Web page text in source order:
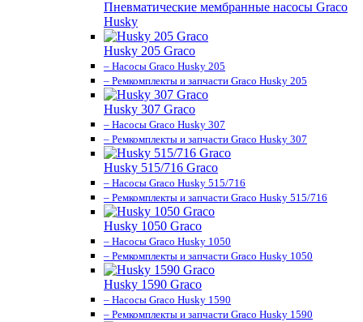
Пневматические мембранные насосы Graco
Husky
Husky 205 Graco
– Насосы Graco Husky 205
– Ремкомплекты и запчасти Graco Husky 205
Husky 307 Graco
– Насосы Graco Husky 307
– Ремкомплекты и запчасти Graco Husky 307
Husky 515/716 Graco
– Насосы Graco Husky 515/716
– Ремкомплекты и запчасти Graco Husky 515/716
Husky 1050 Graco
– Насосы Graco Husky 1050
– Ремкомплекты и запчасти Graco Husky 1050
Husky 1590 Graco
– Насосы Graco Husky 1590
– Ремкомплекты и запчасти Graco Husky 1590